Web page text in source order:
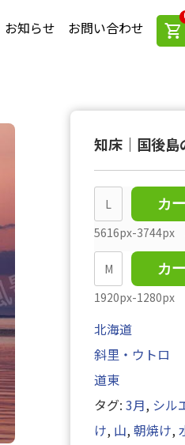
お知らせ お問い合わせ
知床｜国後島
L
カ
5616px-3744px
M
カ
1920px-1280px
北海道
斜里・ウトロ
道東
タグ:3月, シル
け, 山,朝焼け,